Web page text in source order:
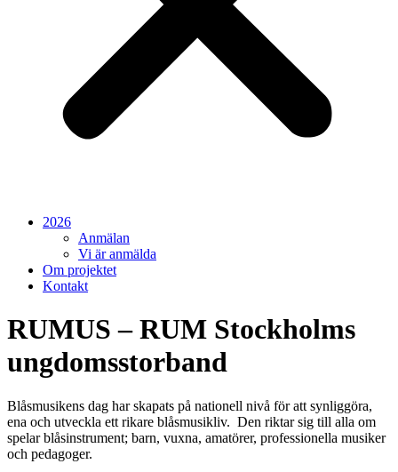
2026
Anmälan
Vi är anmälda
Om projektet
Kontakt
RUMUS – RUM Stockholms
ungdomsstorband
Blåsmusikens dag har skapats på nationell nivå för att synliggöra,
ena och utveckla ett rikare blåsmusikliv. Den riktar sig till alla om
spelar blåsinstrument; barn, vuxna, amatörer, professionella musiker
och pedagoger.